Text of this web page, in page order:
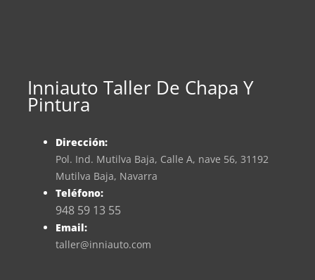
Inniauto Taller De Chapa Y
Pintura
Dirección:
Pol. Ind. Mutilva Baja, Calle A, nave 56, 31192
Mutilva Baja, Navarra
Teléfono:
948 59 13 55
Email:
taller@inniauto.com